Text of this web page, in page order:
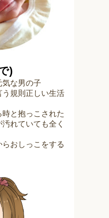
)
気な男の子
う規則正しい生活
と抱っこされた
れていても全く
おしっこをする